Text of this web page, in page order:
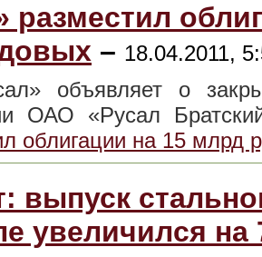
разместил
– 18.04.2011,
объявляет о
ОАО «Русал
облигации на 15 млрд
выпуск
увеличился на